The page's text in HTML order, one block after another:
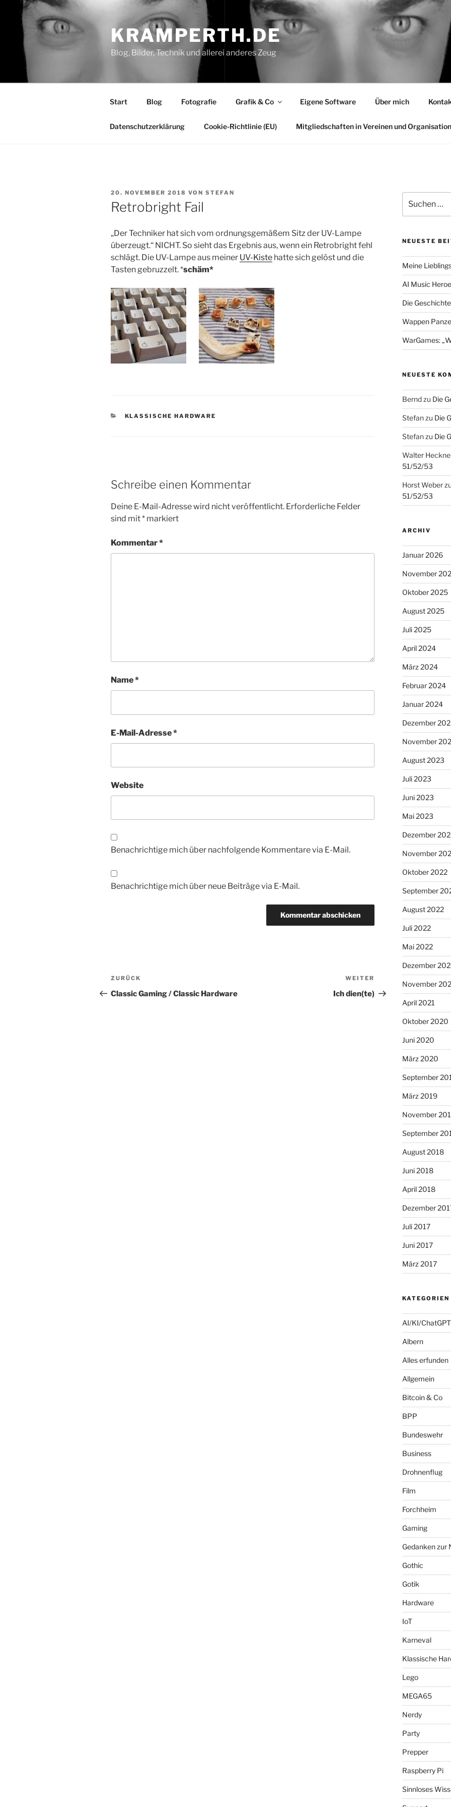
springen
KRAMPERTH.DE
Blog, Bilder, Technik und allerei anderes Zeug
Start Blog Fotografie Grafik & Co Eigene Software Über mich
Datenschutzerklärung Cookie-Richtlinie (EU) Mitgliedschaften in Vereinen und
VERÖFFENTLICHT
AM
20. NOVEMBER 2018 VON STEFAN
Retrobright Fail
„Der Techniker hat sich vom ordnungsgemäßem Sitz der UV-Lampe
überzeugt.“ NICHT. So sieht das Ergebnis aus, wenn ein Retrobright fehl
schlägt. Die UV-Lampe aus meiner UV-Kiste hatte sich gelöst und die
Tasten gebruzzelt. *schäm*
KATEGORIEN
KLASSISCHE HARDWARE
Schreibe einen Kommentar
Deine E-Mail-Adresse wird nicht veröffentlicht. Erforderliche Felder
sind mit* markiert
Kommentar*
Name*
E-Mail-Adresse*
Website
Benachrichtige mich über nachfolgende Kommentare via E-Mail.
Benachrichtige mich über neue Beiträge via E-Mail.
Beitragsnavigation
Vorheriger
Beitrag
ZURÜCK
Classic Gaming / Classic Hardware
Nächster
Beitrag
WEITER
Ich dien(te)
nach:
NEUESTE
Meine
AI Music
Die
Wappen
WarGames:
NEUESTE
Berndzu Die
Stefanzu Die
Stefanzu Die
Walter
51/52/53
Horst Weber
51/52/53
ARCHIV
Januar 2026
November
Oktober 2025
August 2025
Juli 2025
April 2024
März 2024
Februar 2024
Januar 2024
Dezember
November
August 2023
Juli 2023
Juni 2023
Mai 2023
Dezember
November
Oktober 2022
September
August 2022
Juli 2022
Mai 2022
Dezember
November
April 2021
Oktober 2020
Juni 2020
März 2020
September
März 2019
November
September
August 2018
Juni 2018
April 2018
Dezember
Juli 2017
Juni 2017
März 2017
KATEGORIEN
AI/KI/ChatGPT
Albern
Alles erfunden
Allgemein
Bitcoin & Co
BPP
Bundeswehr
Business
Drohnenflug
Film
Forchheim
Gaming
Gedanken zur
Gothic
Gotik
Hardware
IoT
Karneval
Klassische
Lego
MEGA65
Nerdy
Party
Prepper
Raspberry Pi
Sinnloses